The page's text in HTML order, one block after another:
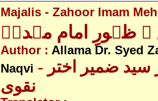
Majalis - Zahoor Imam
ظہورِ امام مہدیؑ
Author : Allama Dr. Syed
Naqvi - علامہ ڈاکٹر سید ضمیر اختر
نقوی